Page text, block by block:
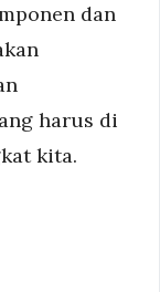
dan
harus di
kita.